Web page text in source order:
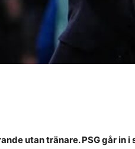
utan tränare. PSG går in